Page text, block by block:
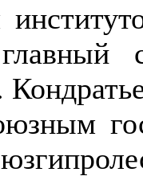
Ко
юзгип